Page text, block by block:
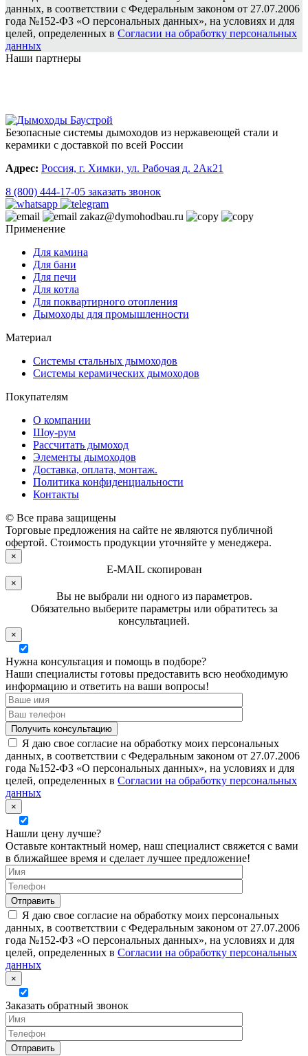
данных, в соответствии с Федеральным законом от 27.07.2006
года №152-ФЗ «О персональных данных», на условиях и для
целей, определенных в Согласии на обработку персональных
данных
Наши партнеры
Безопасные системы дымоходов из нержавеющей стали и
керамики с доставкой по всей России
Адрес: Россия, г. Химки, ул. Рабочая д. 2Ак21
8 (800) 444-17-05 заказать звонок
zakaz@dymohodbau.ru
Применение
Для камина
Для бани
Для печи
Для котла
Для поквартирного отопления
Дымоходы для промышленности
Материал
Системы стальных дымоходов
Системы керамических дымоходов
Покупателям
О компании
Шоу-рум
Рассчитать дымоход
Элементы дымоходов
Доставка, оплата, монтаж.
Политика конфиденциальности
Контакты
© Все права защищены
Торговые предложения на сайте не являются публичной
офертой. Стоимость продукции уточняйте у менеджера.
×
E-MAIL скопирован
×
Вы не выбрали ни одного из параметров.
Обязательно выберите параметры или обратитесь за
консультацией.
×
Нужна консультация и помощь в подборе?
Наши специалисты готовы предоставить всю необходимую
информацию и ответить на ваши вопросы!
Я даю свое согласие на обработку моих персональных
данных, в соответствии с Федеральным законом от 27.07.2006
года №152-ФЗ «О персональных данных», на условиях и для
целей, определенных в Согласии на обработку персональных
данных
×
Нашли цену лучше?
Оставьте контактный номер, наш специалист свяжется с вами
в ближайшее время и сделает лучшее предложение!
Я даю свое согласие на обработку моих персональных
данных, в соответствии с Федеральным законом от 27.07.2006
года №152-ФЗ «О персональных данных», на условиях и для
целей, определенных в Согласии на обработку персональных
данных
×
Заказать обратный звонок